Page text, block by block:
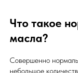
Что такое
масла?
Совершенно
небольшое